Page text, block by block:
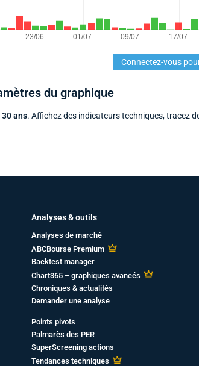
Connectez-vous
du graphique
30 ans. Affichez des indicateurs techniques, tracez
Analyses & outils
Analyses de marché
ABCBourse Premium
Backtest manager
Chart365 – graphiques avancés
Chroniques & actualités
Demander une analyse
Points pivots
Palmarès des PER
SuperScreening actions
Tendances techniques